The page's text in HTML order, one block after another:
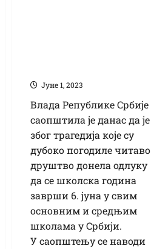
Јуне 1, 2023
Влада Републике Србије
саопштила је данас да је
због трагедија које су
дубоко погодиле читаво
друштво донела одлуку
да се школска година
заврши 6. јуна у свим
основним и средњим
школама у Србији.
У саопштењу се наводи